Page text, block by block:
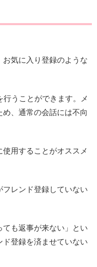
気に入り登録のような
うことができます。メ
、通常の会話には不向
用することがオススメ
フレンド登録していない
ても返事が来ない」とい
登録を済ませていない